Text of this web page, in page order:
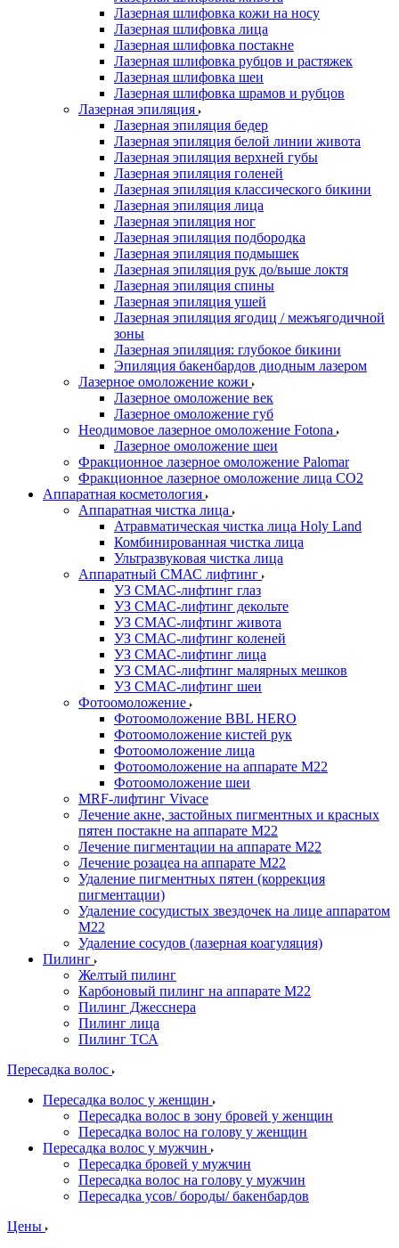
Лазерная шлифовка кожи на носу
Лазерная шлифовка лица
Лазерная шлифовка постакне
Лазерная шлифовка рубцов и растяжек
Лазерная шлифовка шеи
Лазерная шлифовка шрамов и рубцов
Лазерная эпиляция
Лазерная эпиляция бедер
Лазерная эпиляция белой линии живота
Лазерная эпиляция верхней губы
Лазерная эпиляция голеней
Лазерная эпиляция классического бикини
Лазерная эпиляция лица
Лазерная эпиляция ног
Лазерная эпиляция подбородка
Лазерная эпиляция подмышек
Лазерная эпиляция рук до/выше локтя
Лазерная эпиляция спины
Лазерная эпиляция ушей
Лазерная эпиляция ягодиц / межъягодичной
зоны
Лазерная эпиляция: глубокое бикини
Эпиляция бакенбардов диодным лазером
Лазерное омоложение кожи
Лазерное омоложение век
Лазерное омоложение губ
Неодимовое лазерное омоложение Fotona
Лазерное омоложение шеи
Фракционное лазерное омоложение Palomar
Фракционное лазерное омоложение лица СО2
Аппаратная косметология
Аппаратная чистка лица
Атравматическая чистка лица Holy Land
Комбинированная чистка лица
Ультразвуковая чистка лица
Аппаратный СМАС лифтинг
УЗ СМАС-лифтинг глаз
УЗ СМАС-лифтинг декольте
УЗ СМАС-лифтинг живота
УЗ СМАС-лифтинг коленей
УЗ СМАС-лифтинг лица
УЗ СМАС-лифтинг малярных мешков
УЗ СМАС-лифтинг шеи
Фотоомоложение
Фотоомоложение BBL HERO
Фотоомоложение кистей рук
Фотоомоложение лица
Фотоомоложение на аппарате M22
Фотоомоложение шеи
MRF-лифтинг Vivace
Лечение акне, застойных пигментных и красных
пятен постакне на аппарате М22
Лечение пигментации на аппарате М22
Лечение розацеа на аппарате M22
Удаление пигментных пятен (коррекция
пигментации)
Удаление сосудистых звездочек на лице аппаратом
М22
Удаление сосудов (лазерная коагуляция)
Пилинг
Желтый пилинг
Карбоновый пилинг на аппарате M22
Пилинг Джесснера
Пилинг лица
Пилинг ТСА
Пересадка волос
Пересадка волос у женщин
Пересадка волос в зону бровей у женщин
Пересадка волос на голову у женщин
Пересадка волос у мужчин
Пересадка бровей у мужчин
Пересадка волос на голову у мужчин
Пересадка усов/ бороды/ бакенбардов
Цены